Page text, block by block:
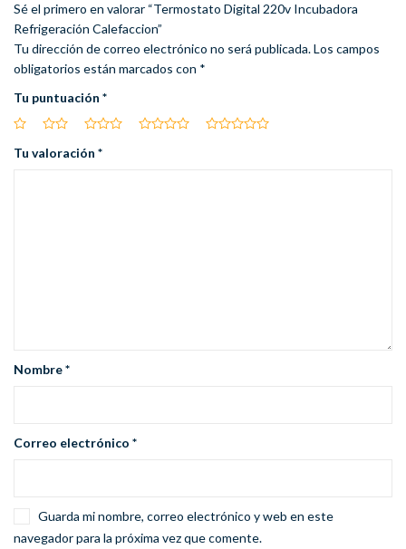
Sé el primero en valorar “Termostato Digital 220v Incubadora
Refrigeración Calefaccion”
Tu dirección de correo electrónico no será publicada.Los campos
obligatorios están marcados con *
Tu puntuación *
Tu valoración *
Nombre*
Correo electrónico *
Guarda mi nombre, correo electrónico y web en este
navegador para la próxima vez que comente.